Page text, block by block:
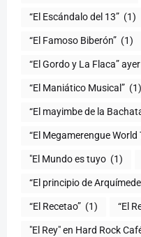
“El Escándalo del 13” (1)
“El Famoso Biberón” (1)
“El Gordo y La Flaca” ayer
“El Maniático Musical” (1)
“El mayimbe de la
“El Megamerengue World
"El Mundo es tuyo (1)
“El principio de
“El Recetao” (1) “El
"El Rey" en Hard Rock